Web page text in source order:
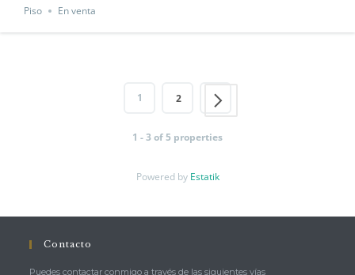
Piso En venta
1 2
1 - 3 of 5 properties
Powered by Estatik
Contacto
Puedes contactar conmigo a través de las siguientes vías